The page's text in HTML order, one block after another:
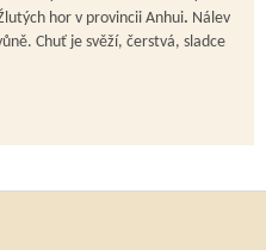
hor v provincii Anhui. Nálev
Chuť je svěží, čerstvá, sladce